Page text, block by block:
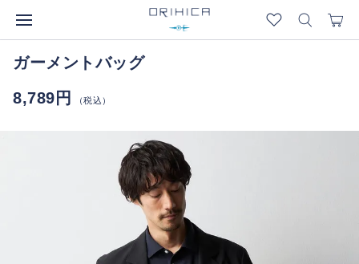
ガーメントバッグ
8,789円
（税込）